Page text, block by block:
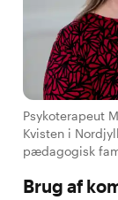
Psykoterapeut
Kvisten i
pædagogisk
Brug af